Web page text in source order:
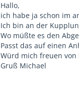
Hallo,
ich habe ja schon im
Ich bin an der
Wo müßte es den
Passt das auf einen
Würd mich freuen von
Gruß Michael